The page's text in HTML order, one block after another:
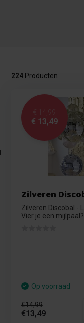
224Producten
€ 14,99
€ 13,49
Zilveren
Zilveren Discobal -
Vier je een
Op voorraad
€14,99
€13,49